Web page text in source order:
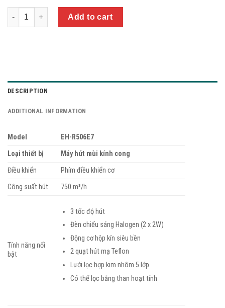
Quantity
Add to cart
DESCRIPTION
ADDITIONAL INFORMATION
Model
EH-R506E7
Loại thiết bị
Máy hút mùi kính cong
Điều khiển
Phím điều khiển cơ
Công suất hút
750 m³/h
Tính năng nổi
bật
3 tốc độ hút
Đèn chiếu sáng Halogen (2 x 2W)
Động cơ hộp kín siêu bền
2 quạt hút mạ Teflon
Lưới lọc hợp kim nhôm 5 lớp
Có thể lọc bằng than hoạt tính